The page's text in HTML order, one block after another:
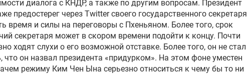
диалога с КНДР, а также по другим вопросам. Президент
предостерег через Twitter своего государственного секретаря
время и силы на переговоры с Пхеньяном. Более того, срок
секретаря может в скором времени подойти к концу. Почти
ходят слухи о его возможной отставке. Более того, он не стал
что он назвал президента «придурком». На этом фоне уместен
режиму Ким Чен Ына серьезно относиться к чему бы то ни